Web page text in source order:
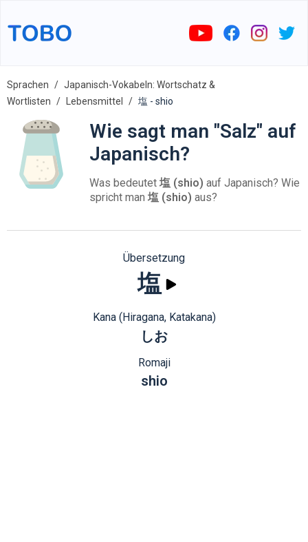
Sprachen
Japanisch-Vokabeln: Wortschatz &
Wortlisten
Lebensmittel 塩 - shio
Wie sagt man "Salz" auf
Japanisch?
Was bedeutet 塩 (shio) auf Japanisch? Wie
spricht man 塩 (shio) aus?
Übersetzung
塩
Kana (Hiragana, Katakana)
しお
Romaji
shio